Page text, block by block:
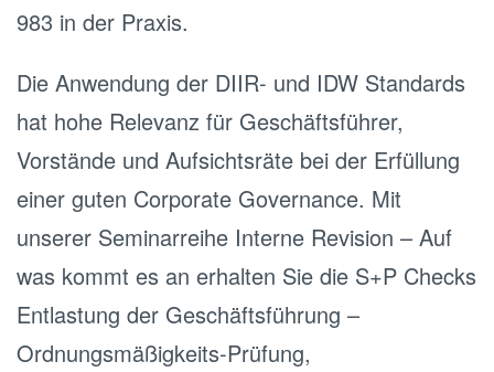
983 in der Praxis.
Die Anwendung der DIIR- und IDW Standards
hat hohe Relevanz für Geschäftsführer,
Vorstände und Aufsichtsräte bei der Erfüllung
einer guten Corporate Governance. Mit
unserer Seminarreihe Interne Revision – Auf
was kommt es an erhalten Sie die S+P Checks
Entlastung der Geschäftsführung –
Ordnungsmäßigkeits-Prüfung,